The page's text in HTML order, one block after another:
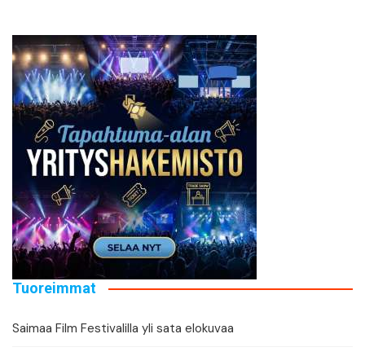
Tuoreimmat
Saimaa Film Festivalilla yli sata elokuvaa